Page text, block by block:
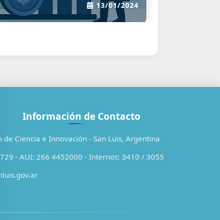
Información de Contacto
de Ciencia e Innovación - San Luis, Argentina
- AUI: 266 4452000 - Internos: 3410 / 3055